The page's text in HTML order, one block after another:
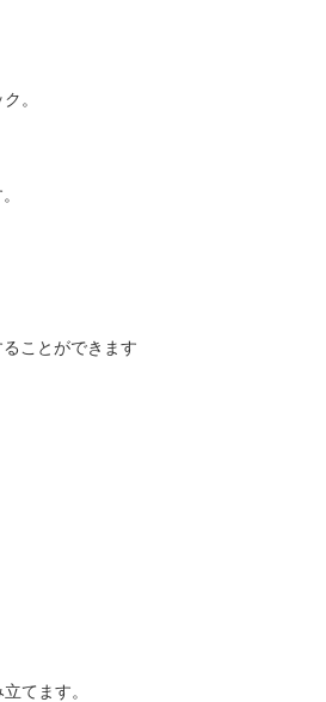
。
ことができます
てます。